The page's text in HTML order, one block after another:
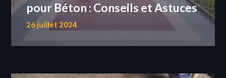
pour Béton : Conseils et Astuces
26 juillet 2024